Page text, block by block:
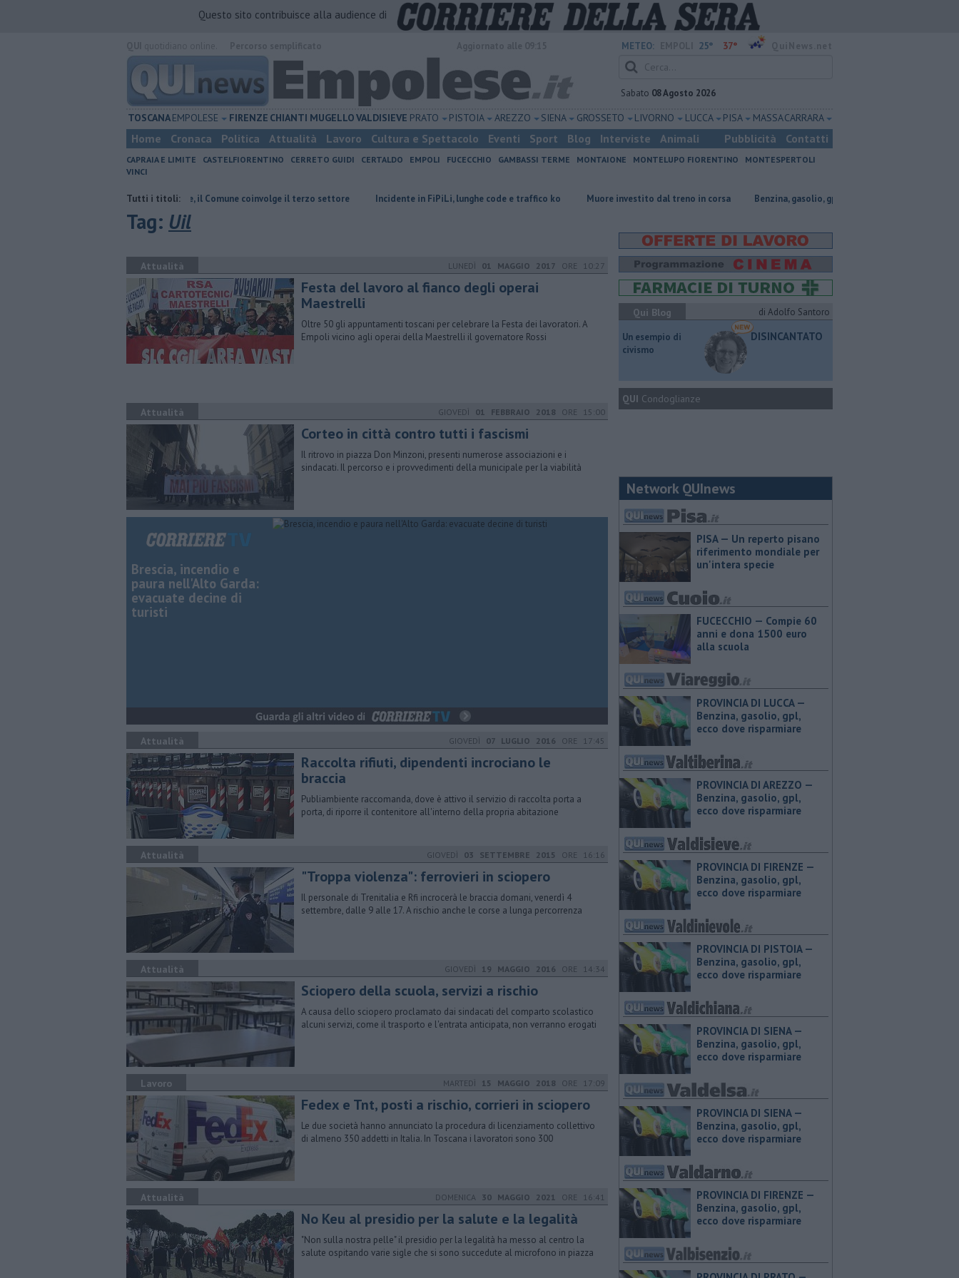
Questo sito contribuisce alla audience di
METEO: 25° 37°
Sabato 08 Agosto 2026
TOSCANAEMPOLESE FIRENZE CHIANTI MUGELLOVALDISIEVE PRATO PISTOIA AREZZO SIENA GROSSETO LIVORNO LUCCA PISA MASSA CARRARA
Home Cronaca Politica Attualità Lavoro Cultura e Spettacolo Eventi Sport Blog Interviste Animali Pubblicità Contatti
CAPRAIA E LIMITE CASTELFIORENTINO CERRETO GUIDI CERTALDO EMPOLI FUCECCHIO GAMBASSI TERME MONTAIONE MONTELUPO FIORENTINO
MONTESPERTOLI
VINCI
Tutti i titoli:
​Housing sociale, il Comune coinvolge il terzo settore Incidente in FiPiLi, lunghe code e traffico ko Muore investito dal treno in corsa ​Benzina, gasolio, gpl, ecco dove risparmiare
Tag: Uil
Attualità LUNEDÌ 01 MAGGIO 2017 ORE 10:27
Festa del lavoro al fianco degli operai
Maestrelli
Oltre 50 gli appuntamenti toscani per celebrare la Festa dei lavoratori. A
Empoli vicino agli operai della Maestrelli il governatore Rossi
Attualità GIOVEDÌ 01 FEBBRAIO 2018 ORE 15:00
Corteo in città contro tutti i fascismi
Il ritrovo in piazza Don Minzoni, presenti numerose associazioni e i
sindacati. Il percorso e i provvedimenti della municipale per la viabilità
Brescia, incendio e
paura nell'Alto Garda:
evacuate decine di
turisti
Attualità GIOVEDÌ 07 LUGLIO 2016 ORE 17:45
Raccolta rifiuti, dipendenti incrociano le
braccia
Publiambiente raccomanda, dove è attivo il servizio di raccolta porta a
porta, di riporre il contenitore all'interno della propria abitazione
Attualità GIOVEDÌ 03 SETTEMBRE 2015 ORE 16:16
"Troppa violenza": ferrovieri in sciopero
Il personale di Trenitalia e Rfi incrocerà le braccia domani, venerdì 4
settembre, dalle 9 alle 17. A rischio anche le corse a lunga percorrenza
Attualità GIOVEDÌ 19 MAGGIO 2016 ORE 14:34
Sciopero della scuola, servizi a rischio
A causa dello sciopero proclamato dai sindacati del comparto scolastico
alcuni servizi, come il trasporto e l'entrata anticipata, non verranno erogati
Lavoro MARTEDÌ 15 MAGGIO 2018 ORE 17:09
Fedex e Tnt, posti a rischio, corrieri in sciopero
Le due società hanno annunciato la procedura di licenziamento collettivo
di almeno 350 addetti in Italia. In Toscana i lavoratori sono 300
Attualità DOMENICA 30 MAGGIO 2021 ORE 16:41
No Keu al presidio per la salute e la legalità
"Non sulla nostra pelle" il presidio per la legalità ha messo al centro la
salute ospitando varie sigle che si sono succedute al microfono in piazza
Qui Blog di Adolfo Santoro
​Un esempio di
civismo
DISINCANTATO
QUI Condoglianze
Network QUInews
PISA — Un reperto pisano
riferimento mondiale per
un'intera specie
FUCECCHIO — Compie 60
anni e dona 1500 euro
alla scuola
PROVINCIA DI LUCCA — ​
Benzina, gasolio, gpl,
ecco dove risparmiare
PROVINCIA DI AREZZO — ​
Benzina, gasolio, gpl,
ecco dove risparmiare
PROVINCIA DI FIRENZE — ​
Benzina, gasolio, gpl,
ecco dove risparmiare
PROVINCIA DI PISTOIA — ​
Benzina, gasolio, gpl,
ecco dove risparmiare
PROVINCIA DI SIENA — ​
Benzina, gasolio, gpl,
ecco dove risparmiare
PROVINCIA DI SIENA — ​
Benzina, gasolio, gpl,
ecco dove risparmiare
PROVINCIA DI FIRENZE — ​
Benzina, gasolio, gpl,
ecco dove risparmiare